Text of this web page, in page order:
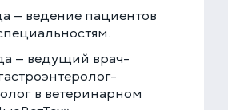
— ведение пациентов
— ведущий врач-
в ветеринарном
НА ПРИЁМ
клиника на Большой
Серпуховская, 62к2